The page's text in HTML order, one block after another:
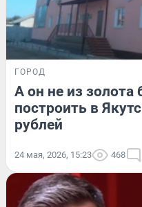
ГОРОД
А он не из золота
построить в
рублей
24 мая, 2026, 15:23 468